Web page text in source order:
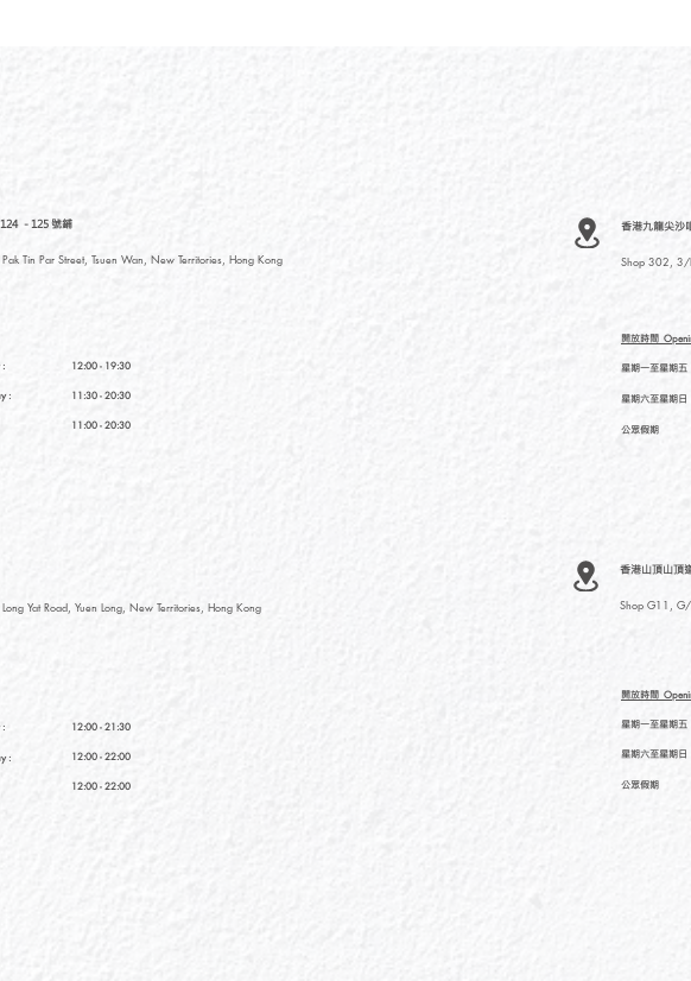
- 125 號鋪
Tin Par Street, Tsuen Wan, New Territories, Hong Kong
:
:
12:00 - 19:30
11:30 - 20:30
11:00 - 20:30
Yat Road, Yuen Long, New Territories, Hong Kong
:
:
12:00 - 21:30
12:00 - 22:00
12:00 - 22:00
香港九龍尖沙
Shop 302, 3/
開放時間
星期一至星期五
星期六至星期日
公眾假期
香港山頂山頂
Shop G11, G/
開放時間
星期一至星期五
星期六至星期日
公眾假期